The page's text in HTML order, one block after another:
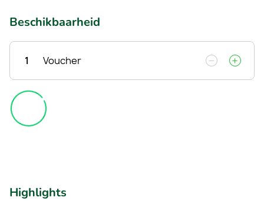
Beschikbaarheid
1 Voucher
Highlights